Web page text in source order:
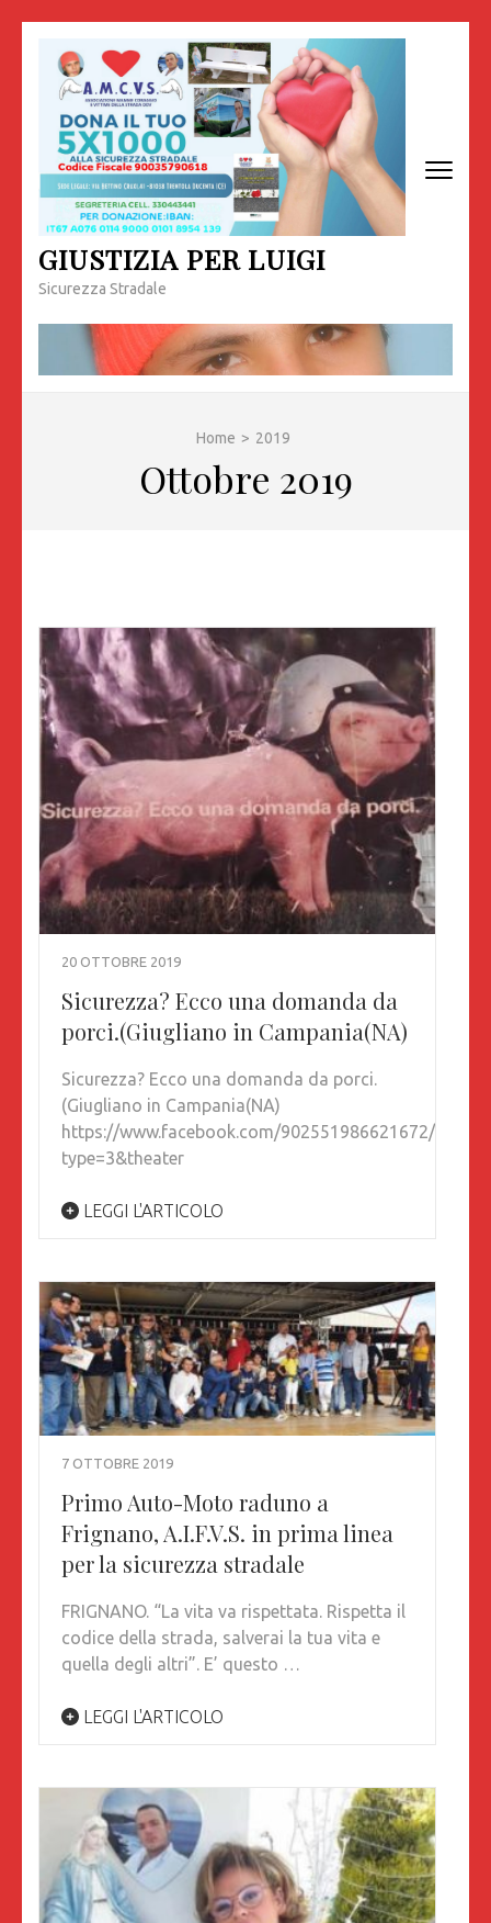
contenuto
(premi
invio)
GIUSTIZIA PER LUIGI
Sicurezza Stradale
Home > 2019
Ottobre 2019
20 OTTOBRE 2019
Sicurezza? Ecco una domanda da
porci.(Giugliano in Campania(NA)
Sicurezza? Ecco una domanda da porci.
(Giugliano in Campania(NA)
https://www.facebook.com/902551986621672/
type=3&theater
LEGGI L'ARTICOLO
7 OTTOBRE 2019
Primo Auto-Moto raduno a
Frignano, A.I.F.V.S. in prima linea
per la sicurezza stradale
FRIGNANO. “La vita va rispettata. Rispetta il
codice della strada, salverai la tua vita e
quella degli altri”. E’ questo …
LEGGI L'ARTICOLO